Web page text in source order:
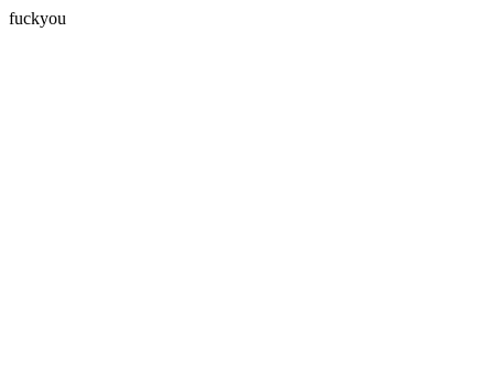
fuckyou